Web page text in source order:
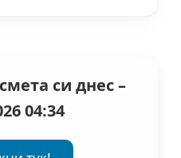
си днес –
04:34